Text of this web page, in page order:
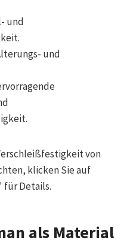
und
und
von
klicken Sie auf
' für Details.
als Material